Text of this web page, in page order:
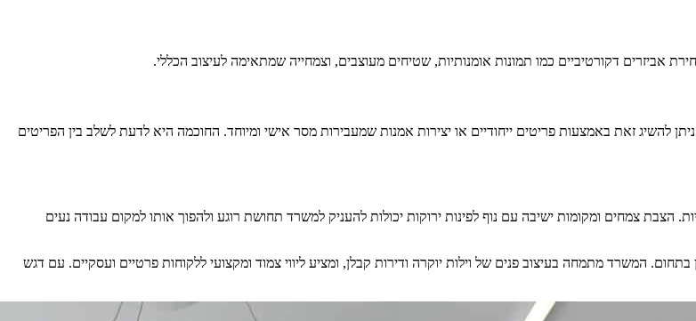
אביזרים דקורטיביים כמו תמונות אומנותיות, שטיחים מעוצבים, וצמחייה שמתאימה לעיצוב הכללי.
להשיג זאת באמצעות פריטים ייחודיים או יצירות אמנות שמעבירות מסר אישי ומיוחד. החוכמה היא לדעת לשלב בין הפריטים
הצבת צמחים ומקומות ישיבה עם נוף לפינות ירוקות יכולות להעניק למשרד תחושת רוגע ולהפוך אותו למקום עבודה נעים
בראודה, היא הנדסאית באדריכלות ועיצוב פנים עם מעל 15 שנות ניסיון בתחום. המשרד מתמחה בעיצוב פנים של וילות יוקרה ודירות קבלן, ומציע ליווי צמוד ומקצועי ללקוחות פרטיים ועסקיים. עם דגש